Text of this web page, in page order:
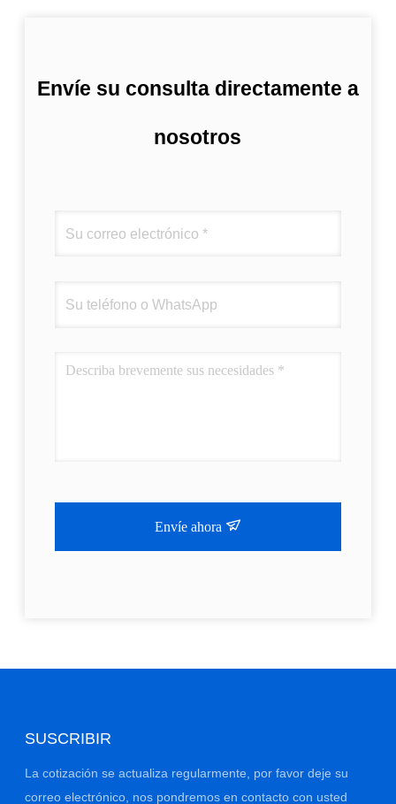
Envíe su consulta directamente a
nosotros
Envíe ahora
SUSCRIBIR
La cotización se actualiza regularmente, por favor deje su
correo electrónico, nos pondremos en contacto con usted